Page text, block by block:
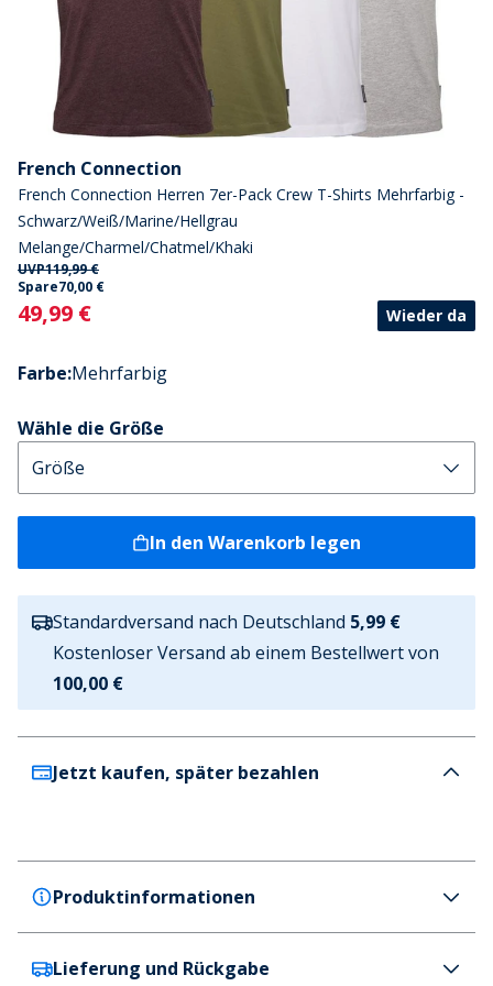
French Connection
French Connection Herren 7er-Pack Crew T-Shirts Mehrfarbig -
Schwarz/Weiß/Marine/Hellgrau
Melange/Charmel/Chatmel/Khaki
UVP119,99 €
Spare70,00 €
Current
49,99 € Wieder da
Farbe:Mehrfarbig
Wähle die Größe
In den Warenkorb legen
Standardversand nach Deutschland 5,99 €
Kostenloser Versand ab einem Bestellwert von
100,00 €
Jetzt kaufen, später bezahlen
Produktinformationen
French Connection
Lieferung und Rückgabe